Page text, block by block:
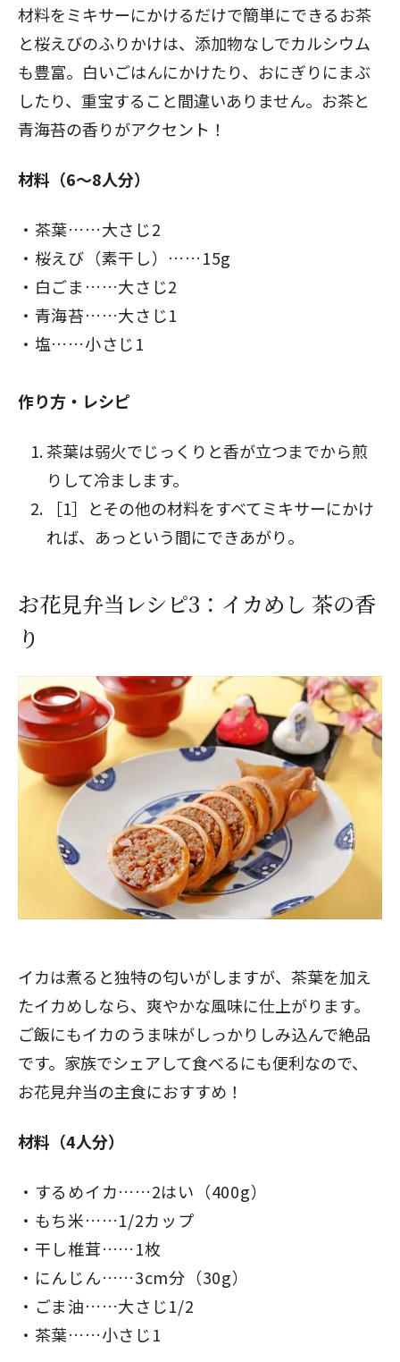
材料をミキサーにかけるだけで簡単にできるお茶
と桜えびのふりかけは、添加物なしでカルシウム
も豊富。白いごはんにかけたり、おにぎりにまぶ
したり、重宝すること間違いありません。お茶と
青海苔の香りがアクセント！
材料（6～8人分）
茶葉……大さじ2
桜えび（素干し）……15g
白ごま……大さじ2
青海苔……大さじ1
塩……小さじ1
作り方・レシピ
茶葉は弱火でじっくりと香が立つまでから煎
りして冷まします。
［1］とその他の材料をすべてミキサーにかけ
れば、あっという間にできあがり。
お花見弁当レシピ3：イカめし 茶の香
り
イカは煮ると独特の匂いがしますが、茶葉を加え
たイカめしなら、爽やかな風味に仕上がります。
ご飯にもイカのうま味がしっかりしみ込んで絶品
です。家族でシェアして食べるにも便利なので、
お花見弁当の主食におすすめ！
材料（4人分）
するめイカ……2はい（400g）
もち米……1/2カップ
干し椎茸……1枚
にんじん……3cm分（30g）
ごま油……大さじ1/2
茶葉……小さじ1